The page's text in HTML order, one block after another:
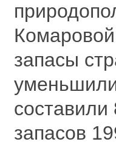
запасы
запасов